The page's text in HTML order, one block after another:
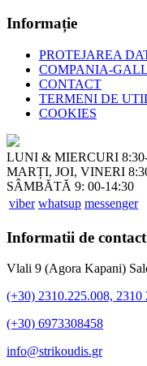
Informație
PROTEJAREA
COMPANIA-
CONTACT
TERMENI DE
COOKIES
LUNI & MIERCURI
MARȚI, JOI, VINERI
SÂMBĂTĂ 9: 00-14:30
viber whatsup messenger
Informatii de contact
Vlali 9 (Agora Kapani)
(+30) 2310.225.008, 2310
(+30) 6973308458
info@strikoudis.gr